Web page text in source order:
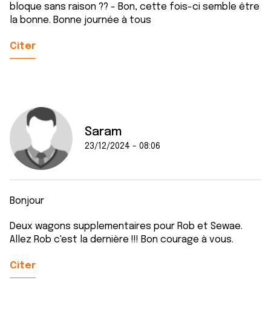
bloque sans raison ?? - Bon, cette fois-ci semble être
la bonne. Bonne journée à tous
Citer
Saram
23/12/2024 - 08:06
Bonjour
Deux wagons supplementaires pour Rob et Sewae.
Allez Rob c'est la dernière !!! Bon courage à vous.
Citer